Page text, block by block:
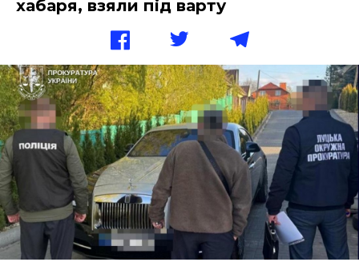
хабаря, взяли під варту